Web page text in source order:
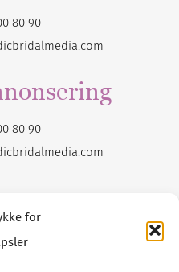
for
80 90
80 90
.com